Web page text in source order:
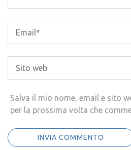
Salva il mio nome, email e sito
per la prossima volta che